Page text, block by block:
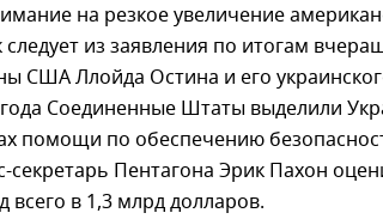
на резкое увеличение
из заявления по итогам
США Ллойда Остина и его
года Соединенные Штаты выделили
помощи по обеспечению
секретарь Пентагона Эрик Пахон
в 1,3 млрд долларов.